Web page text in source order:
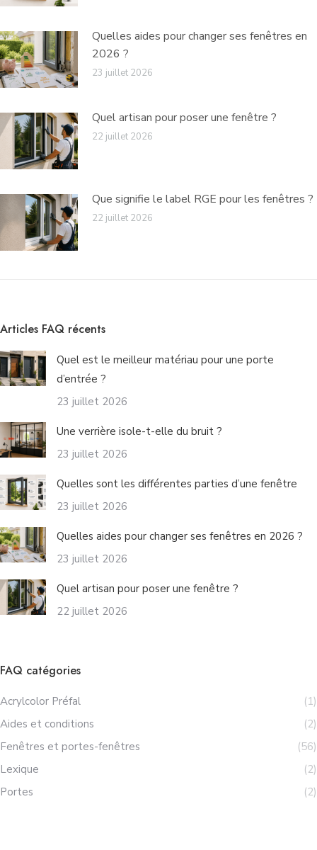
Quelles aides pour changer ses fenêtres en
2026 ?
23 juillet 2026
Quel artisan pour poser une fenêtre ?
22 juillet 2026
Que signifie le label RGE pour les fenêtres ?
22 juillet 2026
Articles FAQ récents
Quel est le meilleur matériau pour une porte
d’entrée ?
23 juillet 2026
Une verrière isole-t-elle du bruit ?
23 juillet 2026
Quelles sont les différentes parties d’une fenêtre​
23 juillet 2026
Quelles aides pour changer ses fenêtres en 2026 ?
23 juillet 2026
Quel artisan pour poser une fenêtre ?
22 juillet 2026
FAQ catégories
Acrylcolor Préfal
(1)
Aides et conditions
(2)
Fenêtres et portes-fenêtres
(56)
Lexique
(2)
Portes
(2)